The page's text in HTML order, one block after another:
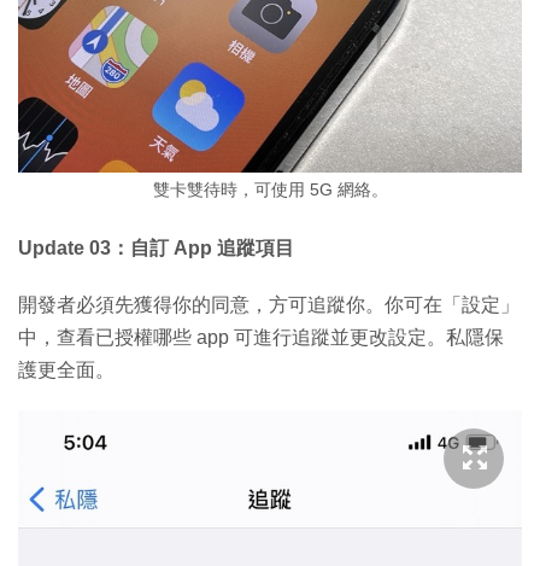
雙卡雙待時，可使用 5G 網絡。
Update 03：自訂 App 追蹤項目
開發者必須先獲得你的同意，方可追蹤你。你可在「設定」
中，查看已授權哪些 app 可進行追蹤並更改設定。私隱保
護更全面。